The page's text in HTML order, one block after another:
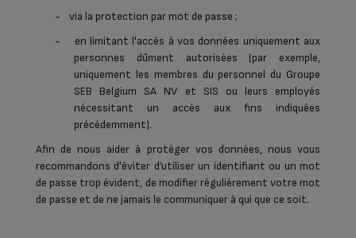
-
via la protection par mot de passe ;
-
en limitant l'accès à vos données uniquement aux
personnes dûment autorisées (par exemple,
uniquement les membres du personnel du Groupe
SEB Belgium SA NV et SIS ou leurs employés
nécessitant un accès aux fins indiquées
précédemment).
Afin de nous aider à protéger vos données, nous vous
recommandons d'éviter d’utiliser un identifiant ou un mot
de passe trop évident, de modifier régulièrement votre mot
de passe et de ne jamais le communiquer à qui que ce soit.